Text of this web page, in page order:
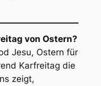
von Ostern?
Jesu, Ostern für
Karfreitag die
zeigt,